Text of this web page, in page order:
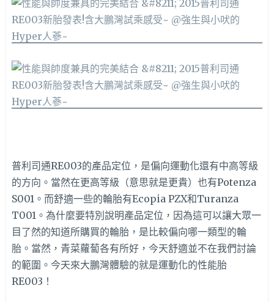
普利司通RE003的產品定位，是偏向運動化還有中高等級
的方向。當然在更高等級（意思就是更貴）也有Potenza
S001。而舒適一些的輪胎有Ecopia PZX和Turanza
T001。為什麼要特別說明產品定位，因為這可以讓大眾一
目了然的知道所購買的輪胎，是比較偏向哪一類型的輪
胎。當然，青菜蘿蔔各有所好，今天舒適並不在我們討論
的範圍。今天來大鵬灣體驗的就是運動化的性能胎
RE003！